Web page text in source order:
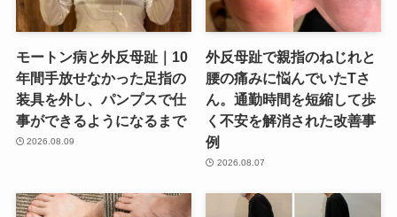
モートン病と外反母趾｜10
年間手放せなかった足指の
装具を外し、パンプスで仕
事ができるようになるまで
2026.08.09
外反母趾で親指のねじれと
腰の痛みに悩んでいたTさ
ん。通勤時間を短縮して歩
く不安を解消された改善事
例
2026.08.07